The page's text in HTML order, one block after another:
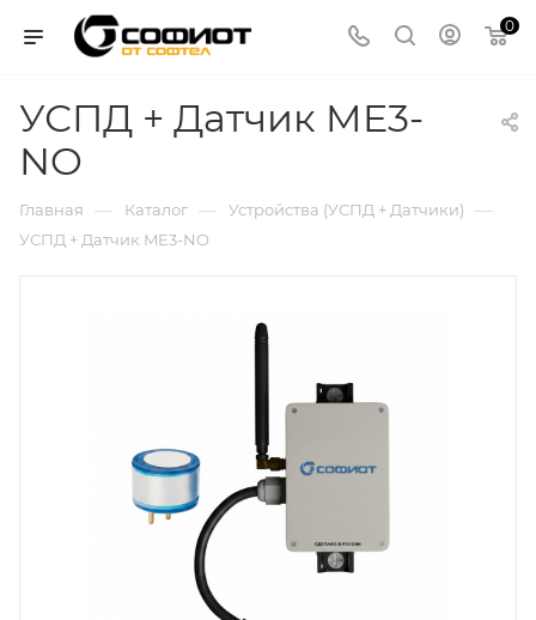
0
УСПД + Датчик ME3-
NO
Главная — Каталог — Устройства (УСПД + Датчики) —
УСПД + Датчик ME3-NO